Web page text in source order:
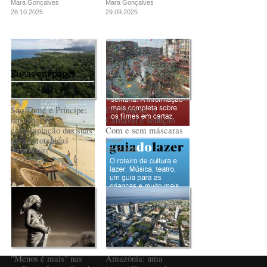
Mara Gonçalves
28.10.2025
Mara Gonçalves
29.09.2025
São Tomé e Príncipe:
um olhar de
contemplação das suas
áreas protegidas
Jorge Araújo
24.03.2025
Em Veneza, o
Carnaval é sedução.
Com e sem máscaras
Fugas
18.02.2025
"Menos é mais" nas
Amazónia: uma
Fugas em papel
PUB